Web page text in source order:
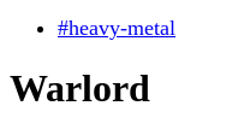
#heavy-metal
Warlord